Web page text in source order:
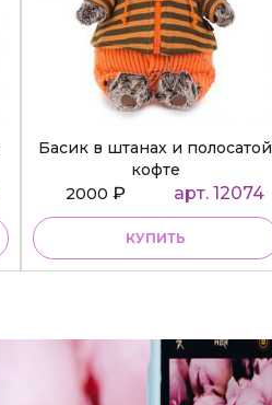
Басик в штанах и полосатой
кофте
2000 ₽ арт. 12074
КУПИТЬ